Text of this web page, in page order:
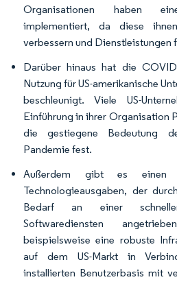
Organisationen haben
implementiert, da diese
verbessern und Dienstleistungen
Darüber hinaus hat die
Nutzung für US-amerikanische
beschleunigt. Viele US-
Einführung in ihrer Organisation
die gestiegene Bedeutung
Pandemie fest.
Außerdem gibt es einen
Technologieausgaben, der
Bedarf an einer
Softwarediensten
beispielsweise eine robuste
auf dem US-Markt in
installierten Benutzerbasis mit